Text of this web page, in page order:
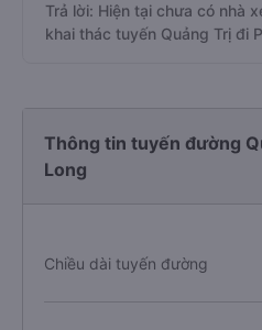
Trả lời: Hiện tại chưa có nhà
khai thác tuyến Quảng Trị đi
Thông tin tuyến đường
Long
Chiều dài tuyến đường